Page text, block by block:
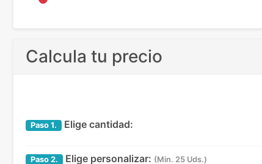
Calcula tu precio
Paso 1. Elige cantidad:
Paso 2. Elige personalizar: (Min. 25 Uds.)